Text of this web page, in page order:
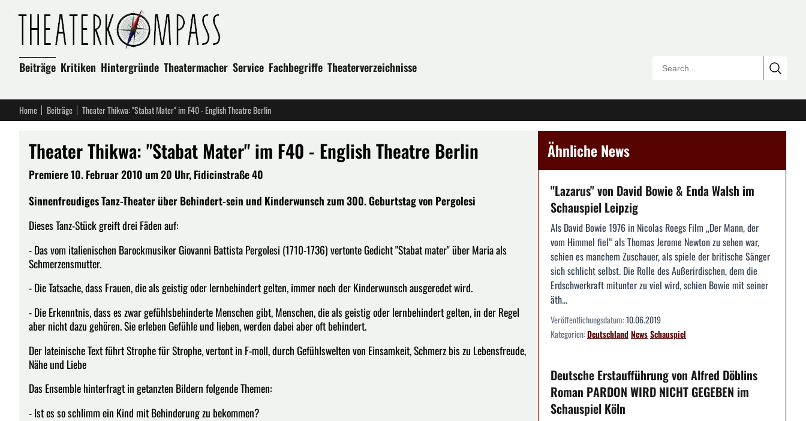
Beiträge Kritiken Hintergründe Theatermacher Service Fachbegriffe Theaterverzeichnisse
Home Beiträge Theater Thikwa: "Stabat Mater" im F40 - English Theatre Berlin
Theater Thikwa: "Stabat Mater" im F40 - English Theatre Berlin
Premiere 10. Februar 2010 um 20 Uhr, Fidicinstraße 40
Sinnenfreudiges Tanz-Theater über Behindert-sein und Kinderwunsch zum 300. Geburtstag von Pergolesi
Dieses Tanz-Stück greift drei Fäden auf:
- Das vom italienischen Barockmusiker Giovanni Battista Pergolesi (1710-1736) vertonte Gedicht "Stabat mater" über Maria als
Schmerzensmutter.
- Die Tatsache, dass Frauen, die als geistig oder lernbehindert gelten, immer noch der Kinderwunsch ausgeredet wird.
- Die Erkenntnis, dass es zwar gefühlsbehinderte Menschen gibt, Menschen, die als geistig oder lernbehindert gelten, in der Regel
aber nicht dazu gehören. Sie erleben Gefühle und lieben, werden dabei aber oft behindert.
Der lateinische Text führt Strophe für Strophe, vertont in F-moll, durch Gefühlswelten von Einsamkeit, Schmerz bis zu Lebensfreude,
Nähe und Liebe
Das Ensemble hinterfragt in getanzten Bildern folgende Themen:
- Ist es so schlimm ein Kind mit Behinderung zu bekommen?
Ähnliche News
"Lazarus" von David Bowie & Enda Walsh im
Schauspiel Leipzig
Als David Bowie 1976 in Nicolas Roegs Film „Der Mann, der
vom Himmel fiel“ als Thomas Jerome Newton zu sehen war,
schien es manchem Zuschauer, als spiele der britische Sänger
sich schlicht selbst. Die Rolle des Außerirdischen, dem die
Erdschwerkraft mitunter zu viel wird, schien Bowie mit seiner
äth...
Veröffentlichungsdatum:10.06.2019
Kategorien:DeutschlandNewsSchauspiel
Deutsche Erstaufführung von Alfred Döblins
Roman PARDON WIRD NICHT GEGEBEN im
Schauspiel Köln